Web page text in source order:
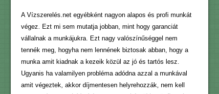
A Vízszerelés.net egyébként nagyon alapos és profi munkát
végez. Ezt mi sem mutatja jobban, mint hogy garanciát
vállalnak a munkájukra. Ezt nagy valószínűséggel nem
tennék meg, hogyha nem lennének biztosak abban, hogy a
munka amit kiadnak a kezeik közül az jó és tartós lesz.
Ugyanis ha valamilyen probléma adódna azzal a munkával
amit végeztek, akkor díjmentesen helyrehozzák, nem kell